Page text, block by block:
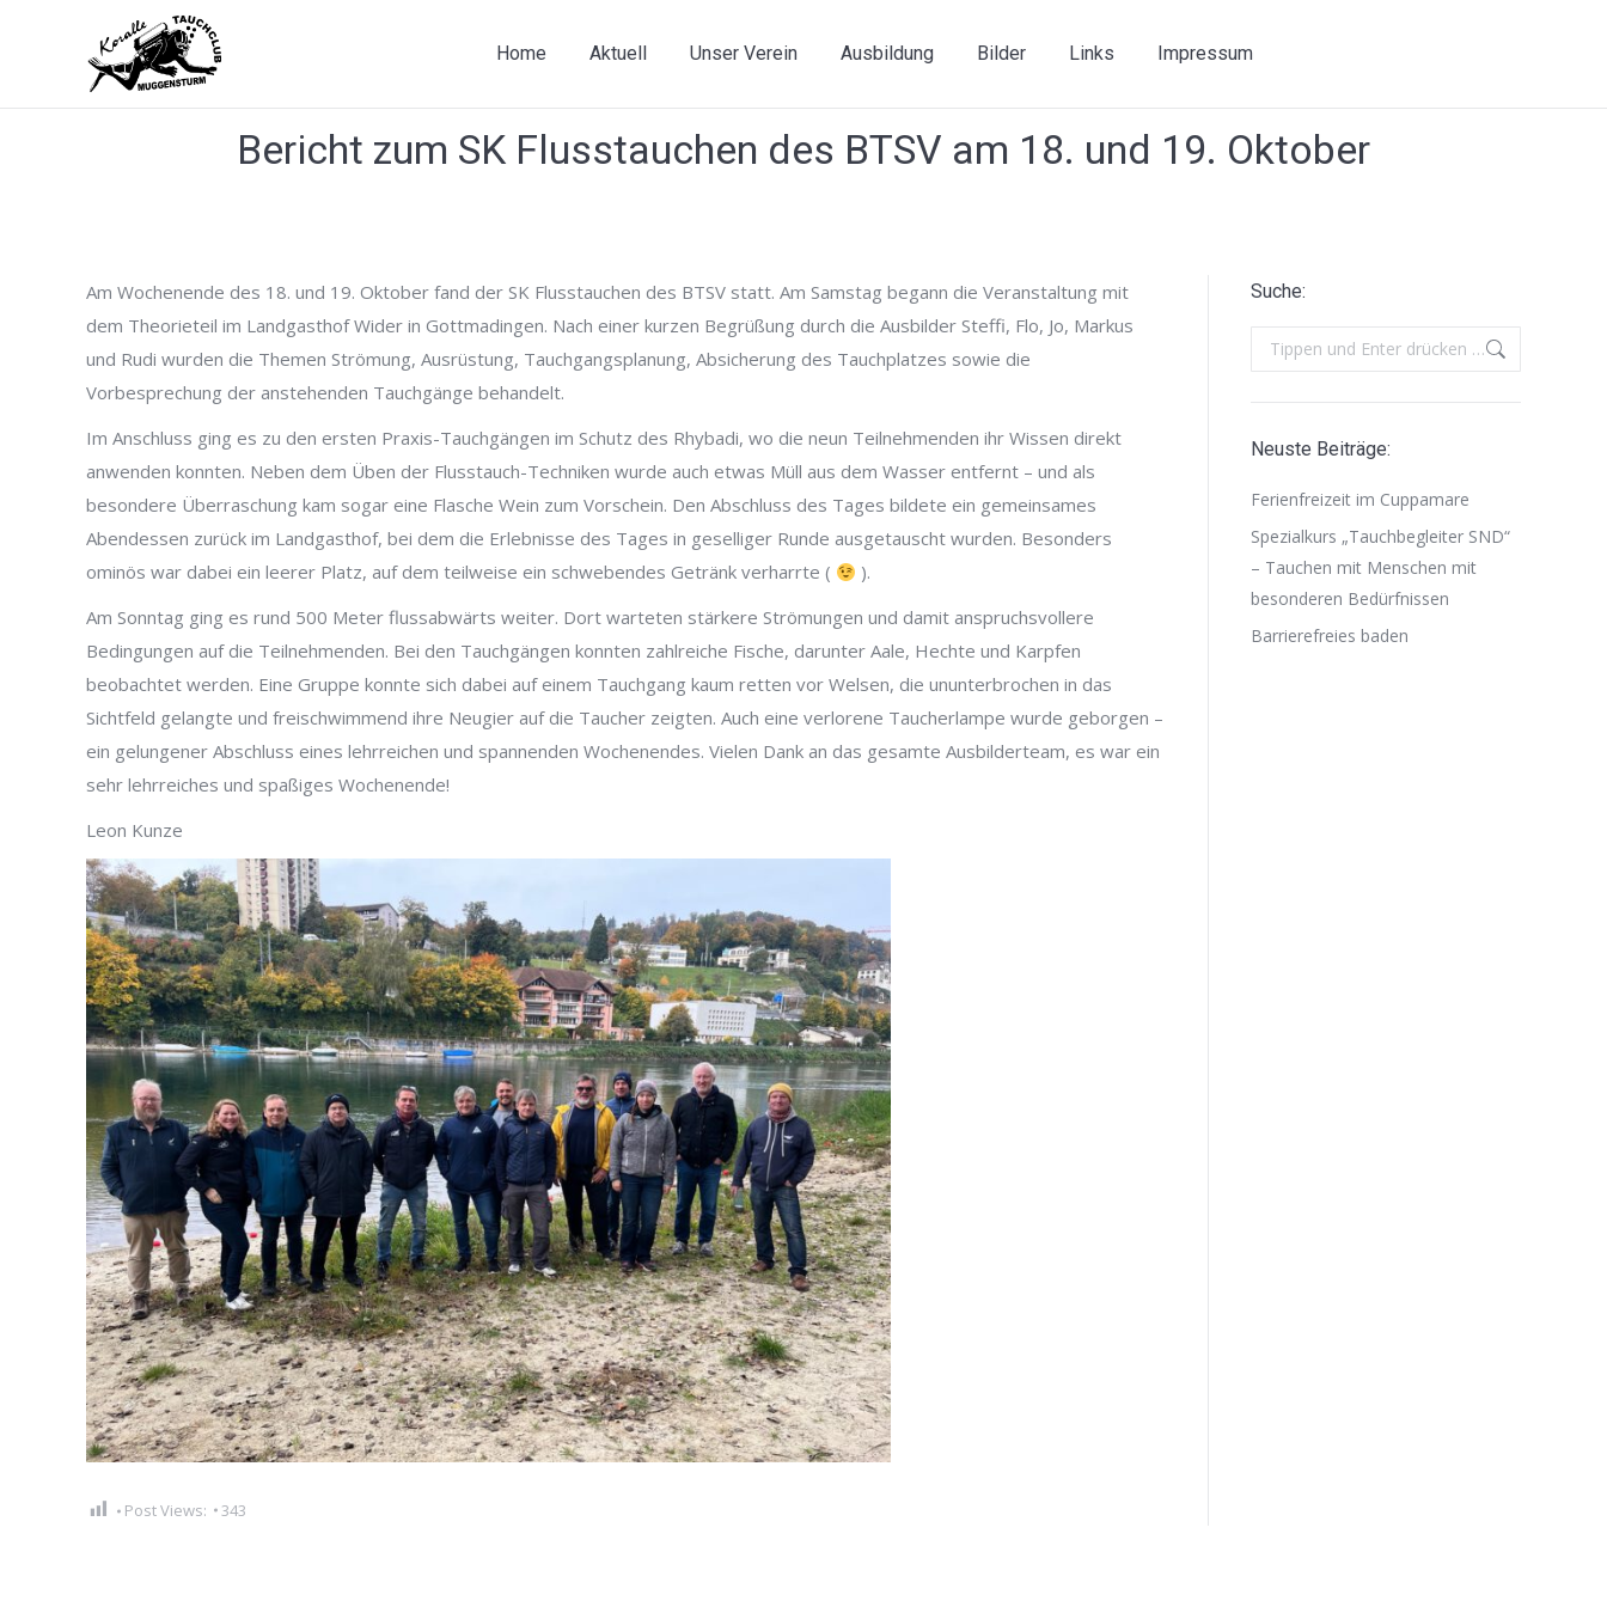
Home Aktuell Unser Verein Ausbildung Bilder Links Impressum
Bericht zum SK Flusstauchen des BTSV am 18. und 19. Oktober
Am Wochenende des 18. und 19. Oktober fand der SK Flusstauchen des BTSV statt. Am Samstag begann die Veranstaltung mit
dem Theorieteil im Landgasthof Wider in Gottmadingen. Nach einer kurzen Begrüßung durch die Ausbilder Steffi, Flo, Jo, Markus
und Rudi wurden die Themen Strömung, Ausrüstung, Tauchgangsplanung, Absicherung des Tauchplatzes sowie die
Vorbesprechung der anstehenden Tauchgänge behandelt.
Im Anschluss ging es zu den ersten Praxis-Tauchgängen im Schutz des Rhybadi, wo die neun Teilnehmenden ihr Wissen direkt
anwenden konnten. Neben dem Üben der Flusstauch-Techniken wurde auch etwas Müll aus dem Wasser entfernt – und als
besondere Überraschung kam sogar eine Flasche Wein zum Vorschein. Den Abschluss des Tages bildete ein gemeinsames
Abendessen zurück im Landgasthof, bei dem die Erlebnisse des Tages in geselliger Runde ausgetauscht wurden. Besonders
ominös war dabei ein leerer Platz, auf dem teilweise ein schwebendes Getränk verharrte (
).
Am Sonntag ging es rund 500 Meter flussabwärts weiter. Dort warteten stärkere Strömungen und damit anspruchsvollere
Bedingungen auf die Teilnehmenden. Bei den Tauchgängen konnten zahlreiche Fische, darunter Aale, Hechte und Karpfen
beobachtet werden. Eine Gruppe konnte sich dabei auf einem Tauchgang kaum retten vor Welsen, die ununterbrochen in das
Sichtfeld gelangte und freischwimmend ihre Neugier auf die Taucher zeigten. Auch eine verlorene Taucherlampe wurde geborgen –
ein gelungener Abschluss eines lehrreichen und spannenden Wochenendes. Vielen Dank an das gesamte Ausbilderteam, es war ein
sehr lehrreiches und spaßiges Wochenende!
Leon Kunze
Post Views: 343
Suche:
Search:
Neuste Beiträge:
Ferienfreizeit im Cuppamare
Spezialkurs „Tauchbegleiter SND“
– Tauchen mit Menschen mit
besonderen Bedürfnissen
Barrierefreies baden